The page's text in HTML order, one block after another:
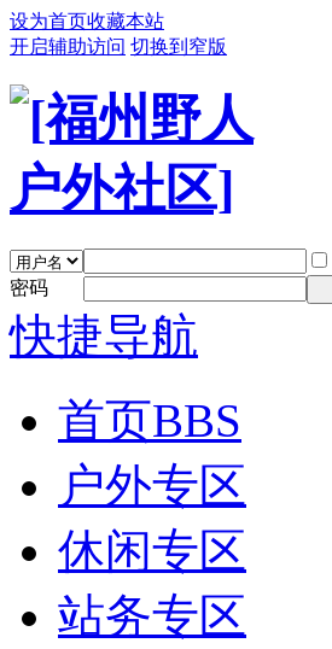
设为首页收藏本站
开启辅助访问 切换到窄版
密码
快捷导航
首页BBS
户外专区
休闲专区
站务专区